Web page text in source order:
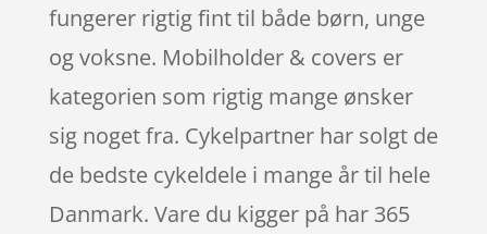
fungerer rigtig fint til både børn, unge
og voksne. Mobilholder & covers er
kategorien som rigtig mange ønsker
sig noget fra. Cykelpartner har solgt de
de bedste cykeldele i mange år til hele
Danmark. Vare du kigger på har 365